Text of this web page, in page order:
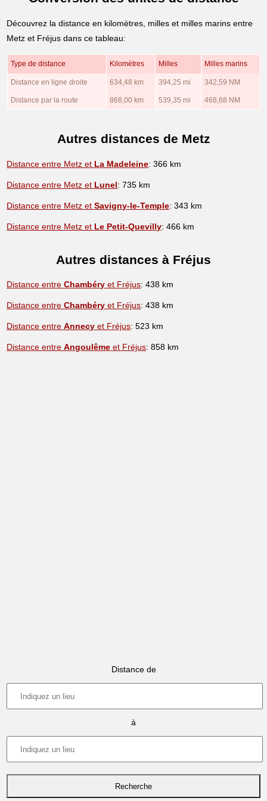
Découvrez la distance en kilomètres, milles et milles marins entre
Metz et Fréjus dans ce tableau:
Type de distance Kilomètres Milles Milles marins
Distance en ligne droite 634,48 km 394,25 mi 342,59 NM
Distance par la route 868,00 km 539,35 mi 468,68 NM
Autres distances de Metz
Distance entre Metz et La Madeleine: 366 km
Distance entre Metz et Lunel: 735 km
Distance entre Metz etSavigny-le-Temple: 343 km
Distance entre Metz et Le Petit-Quevilly: 466 km
Autres distances à Fréjus
Distance entreChambéry et Fréjus: 438 km
Distance entreChambéry et Fréjus: 438 km
Distance entreAnnecy et Fréjus: 523 km
Distance entreAngoulême et Fréjus: 858 km
Distance de
à